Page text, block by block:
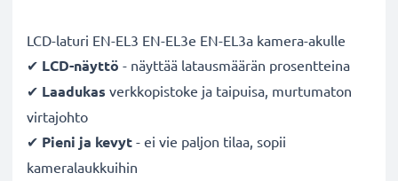
LCD-laturi EN-EL3 EN-EL3e EN-EL3a kamera-akulle
✔ LCD-näyttö - näyttää latausmäärän prosentteina
✔ Laadukas verkkopistoke ja taipuisa, murtumaton
virtajohto
✔ Pieni ja kevyt - ei vie paljon tilaa, sopii
kameralaukkuihin